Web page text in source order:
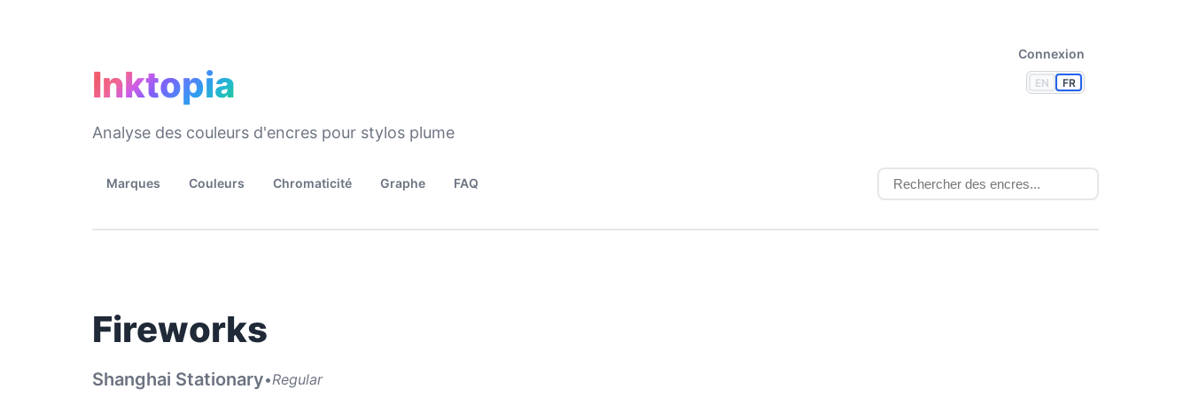
EN FR
Connexion
Inktopia
Analyse des couleurs d'encres pour stylos plume
Marques Couleurs Chromaticité Graphe FAQ
Fireworks
Shanghai Stationary•Regular